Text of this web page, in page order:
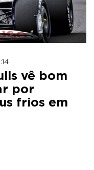
vê bom
por
frios em